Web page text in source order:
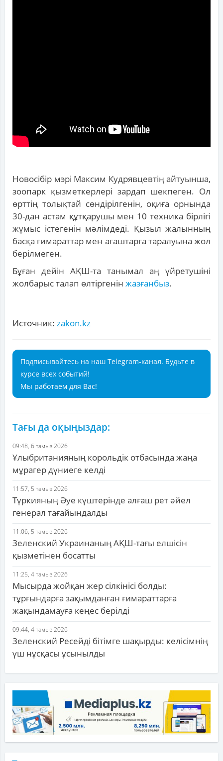
Новосібір мэрі Максим Кудрявцевтің айтуынша,
зоопарк қызметкерлері зардап шекпеген. Ол
өрттің толықтай сөндірілгенін, оқиға орнында
30-дан астам құтқарушы мен 10 техника бірлігі
жұмыс істегенін мәлімдеді. Қызыл жалынның
басқа ғимараттар мен ағаштарға таралуына жол
берілмеген.
Бұған дейін АҚШ-та танымал аң үйретушіні
жолбарыс талап өлтіргенін жазғанбыз.
Источник: zakon.kz
Подписывайтесь на наш Telegram-канал. Будьте в
курсе всех событий!
Мы работаем для Вас!
Тағы да оқыңыздар:
09:48, 6 тамыз 2026
Ұлыбританияның корольдік отбасында жаңа
мұрагер дүниеге келді
11:57, 5 тамыз 2026
Түркияның Әуе күштерінде алғаш рет әйел
генерал тағайындалды
11:06, 5 тамыз 2026
Зеленский Украинаның АҚШ-тағы елшісін
қызметінен босатты
11:25, 4 тамыз 2026
Мысырда жойқан жер сілкінісі болды:
тұрғындарға зақымданған ғимараттарға
жақындамауға кеңес берілді
09:44, 4 тамыз 2026
Зеленский Ресейді бітімге шақырды: келісімнің
үш нұсқасы ұсынылды